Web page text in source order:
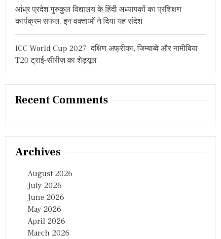
आंध्र प्रदेश गुरुकुल विद्यालय के हिंदी अध्यापकों का प्रशिक्षण
कार्यक्रम सफल, इन वक्ताओं ने दिया यह संदेश
ICC World Cup 2027: दक्षिण अफ्रीका, जिम्बाब्वे और नामीबिया
T20 ट्राई-सीरीज़ का शेड्यूल
Recent Comments
Archives
August 2026
July 2026
June 2026
May 2026
April 2026
March 2026